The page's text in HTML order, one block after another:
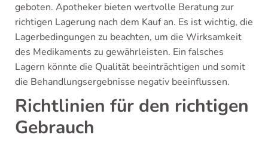
geboten. Apotheker bieten wertvolle Beratung zur
richtigen Lagerung nach dem Kauf an. Es ist wichtig, die
Lagerbedingungen zu beachten, um die Wirksamkeit
des Medikaments zu gewährleisten. Ein falsches
Lagern könnte die Qualität beeinträchtigen und somit
die Behandlungsergebnisse negativ beeinflussen.
Richtlinien für den richtigen
Gebrauch